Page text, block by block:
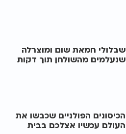
שבלולי חמאת שום ומוצרלה
שנעלמים מהשולחן תוך דקות
הכיסונים הפולניים שכבשו את
העולם עכשיו אצלכם בבית